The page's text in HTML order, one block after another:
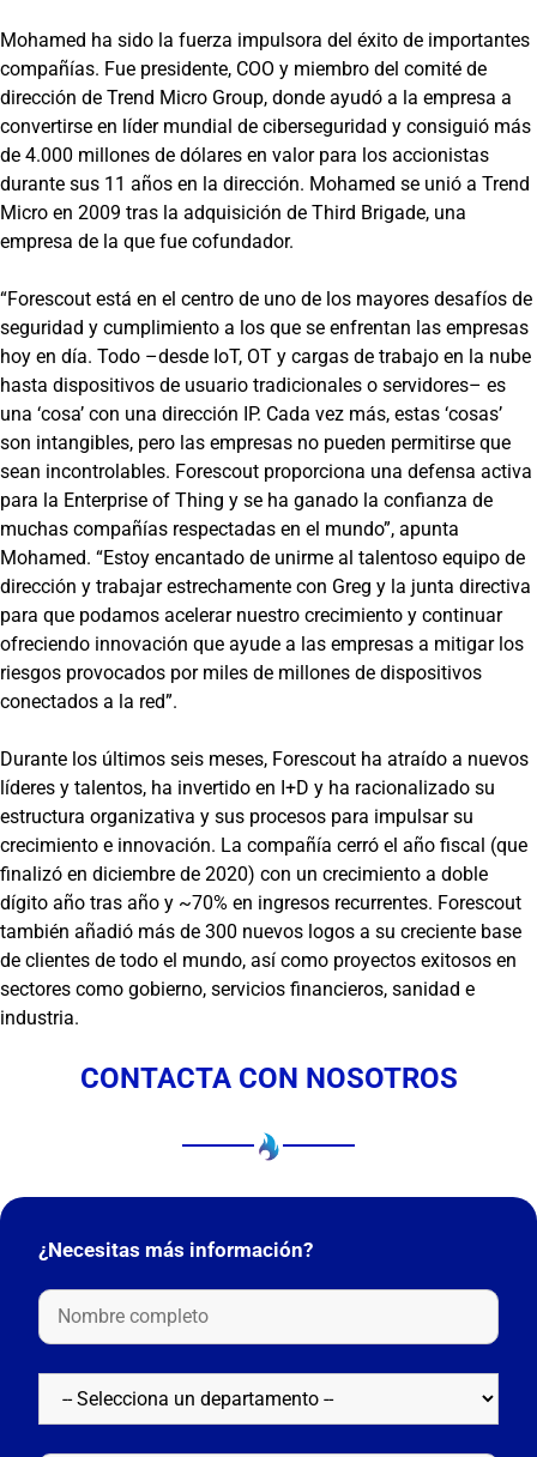
Mohamed ha sido la fuerza impulsora del éxito de importantes
compañías. Fue presidente, COO y miembro del comité de
dirección de Trend Micro Group, donde ayudó a la empresa a
convertirse en líder mundial de ciberseguridad y consiguió más
de 4.000 millones de dólares en valor para los accionistas
durante sus 11 años en la dirección. Mohamed se unió a Trend
Micro en 2009 tras la adquisición de Third Brigade, una
empresa de la que fue cofundador.
“Forescout está en el centro de uno de los mayores desafíos de
seguridad y cumplimiento a los que se enfrentan las empresas
hoy en día. Todo –desde IoT, OT y cargas de trabajo en la nube
hasta dispositivos de usuario tradicionales o servidores– es
una ‘cosa’ con una dirección IP. Cada vez más, estas ‘cosas’
son intangibles, pero las empresas no pueden permitirse que
sean incontrolables. Forescout proporciona una defensa activa
para la Enterprise of Thing y se ha ganado la confianza de
muchas compañías respectadas en el mundo”, apunta
Mohamed. “Estoy encantado de unirme al talentoso equipo de
dirección y trabajar estrechamente con Greg y la junta directiva
para que podamos acelerar nuestro crecimiento y continuar
ofreciendo innovación que ayude a las empresas a mitigar los
riesgos provocados por miles de millones de dispositivos
conectados a la red”.
Durante los últimos seis meses, Forescout ha atraído a nuevos
líderes y talentos, ha invertido en I+D y ha racionalizado su
estructura organizativa y sus procesos para impulsar su
crecimiento e innovación. La compañía cerró el año fiscal (que
finalizó en diciembre de 2020) con un crecimiento a doble
dígito año tras año y ~70% en ingresos recurrentes. Forescout
también añadió más de 300 nuevos logos a su creciente base
de clientes de todo el mundo, así como proyectos exitosos en
sectores como gobierno, servicios financieros, sanidad e
industria.
CONTACTA CON NOSOTROS
¿Necesitas más información?